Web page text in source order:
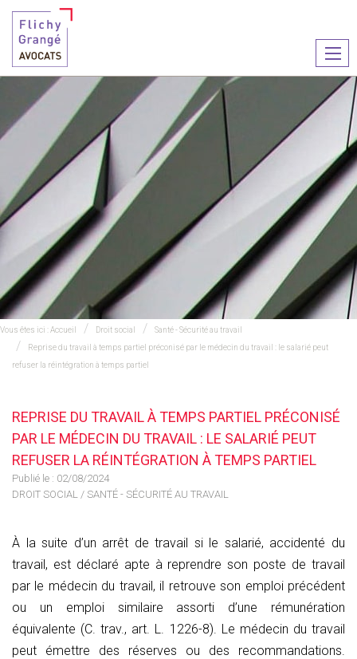
le
Vous êtes ici :Accueil Droit social
Santé - Sécurité au travail
Reprise du travail à temps partiel préconisé par le médecin du travail : le salarié peut
refuser la réintégration à temps partiel
REPRISE DU TRAVAIL À TEMPS PARTIEL PRÉCONISÉ
PAR LE MÉDECIN DU TRAVAIL : LE SALARIÉ PEUT
REFUSER LA RÉINTÉGRATION À TEMPS PARTIEL
Publié le : 02/08/2024
DROIT SOCIAL / SANTÉ - SÉCURITÉ AU TRAVAIL
À la suite d’un arrêt de travail si le salarié, accidenté du
travail, est déclaré apte à reprendre son poste de travail
par le médecin du travail, il retrouve son emploi précédent
ou un emploi similaire assorti d’une rémunération
équivalente (C. trav., art. L. 1226-8). Le médecin du travail
peut émettre des réserves ou des recommandations.